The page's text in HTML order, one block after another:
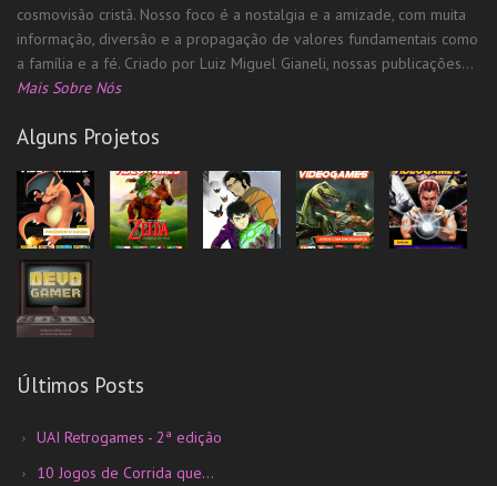
cosmovisão cristã. Nosso foco é a nostalgia e a amizade, com muita
informação, diversão e a propagação de valores fundamentais como
a família e a fé. Criado por Luiz Miguel Gianeli, nossas publicações...
Mais Sobre Nós
Alguns Projetos
Últimos Posts
UAI Retrogames - 2ª edição
10 Jogos de Corrida que...